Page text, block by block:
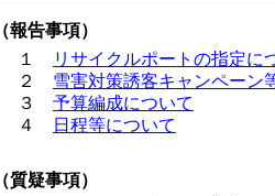
（報告事項）
１
リサイクルポートの指定に
２ 雪害対策誘客キャンペーン
３ 予算編成について
４
日程等について
（質疑事項）